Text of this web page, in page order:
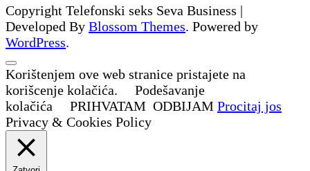
Copyright Telefonski seks Seva Business |
Developed By Blossom Themes. Powered by
WordPress.
Korištenjem ove web stranice pristajete na
korišcenje kolačića.
Podešavanje
kolačića
PRIHVATAM ODBIJAM Procitaj jos
Privacy & Cookies Policy